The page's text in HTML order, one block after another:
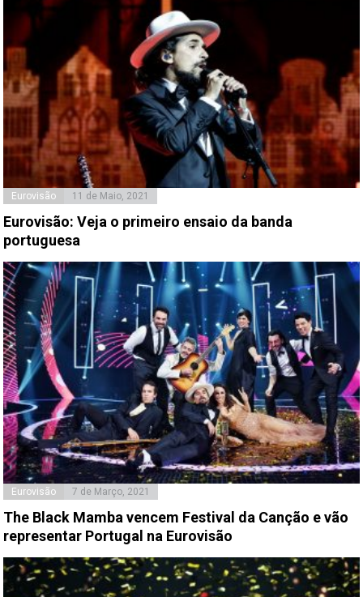
Eurovisão 11 de Maio, 2021
Eurovisão: Veja o primeiro ensaio da banda
portuguesa
Eurovisão 7 de Março, 2021
The Black Mamba vencem Festival da Canção e vão
representar Portugal na Eurovisão